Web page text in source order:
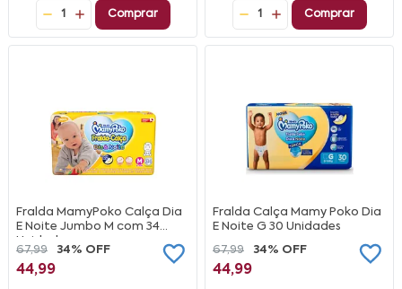
1 Comprar 1 Comprar
Fralda MamyPoko Calça Dia
E Noite Jumbo M com 34
Unidades
67,99 34% OFF
44,99
Fralda Calça Mamy Poko Dia
E Noite G 30 Unidades
67,99
34% OFF
44,99